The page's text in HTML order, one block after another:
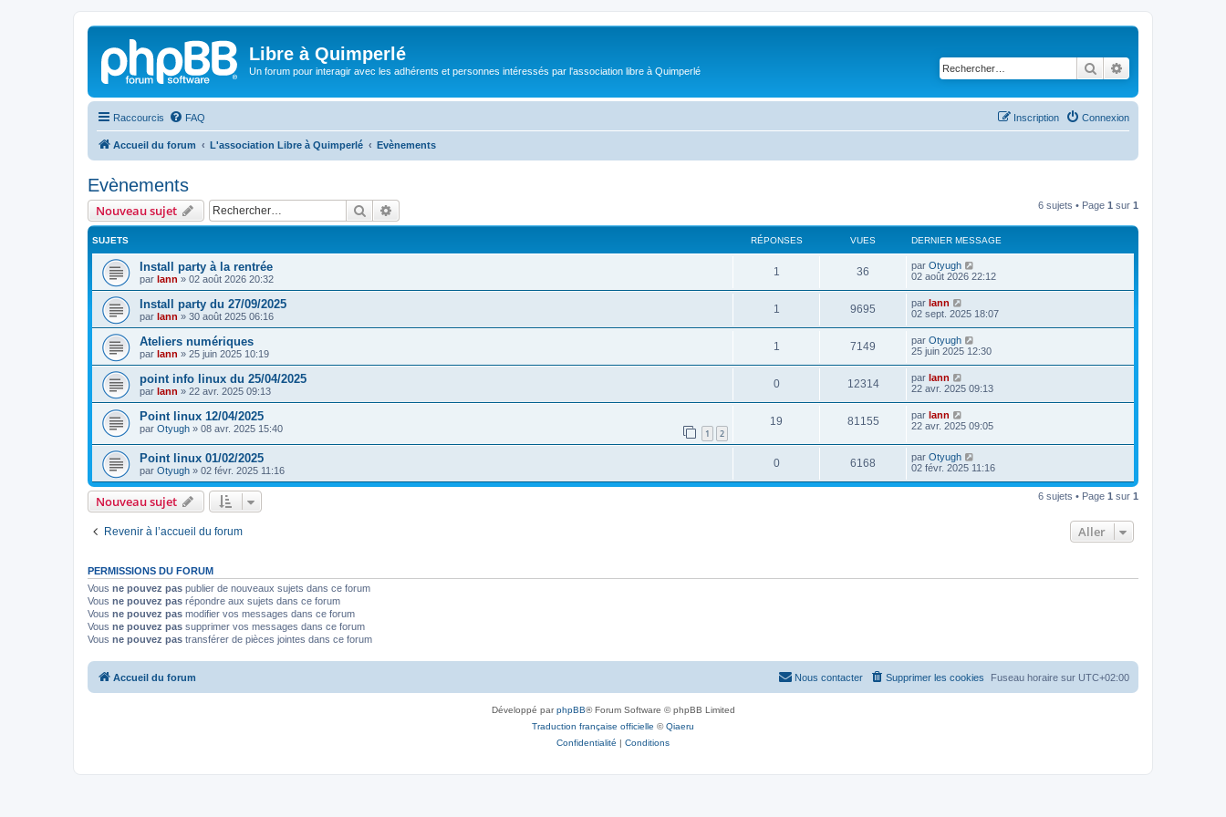
Libre à Quimperlé
Un forum pour interagir avec les adhérents et personnes intéressés par l'association libre à Quimperlé Rechercher
Raccourcis FAQ Connexion
Inscription
Accueil du forum L'association Libre à Quimperlé Evènements
Evènements
Nouveau sujet Rechercher 6 sujets • Page 1 sur 1
SUJETS RÉPONSES VUES DERNIER MESSAGE
Install party à la rentrée
par lann » 02 août 2026 20:32
1 36 par Otyugh
02 août 2026 22:12
Install party du 27/09/2025
par lann » 30 août 2025 06:16
1 9695 par lann
02 sept. 2025 18:07
Ateliers numériques
par lann » 25 juin 2025 10:19
1 7149 par Otyugh
25 juin 2025 12:30
point info linux du 25/04/2025
par lann » 22 avr. 2025 09:13
0 12314 par lann
22 avr. 2025 09:13
Point linux 12/04/2025
par Otyugh » 08 avr. 2025 15:40 1 2
19 81155 par lann
22 avr. 2025 09:05
Point linux 01/02/2025
par Otyugh » 02 févr. 2025 11:16
0 6168 par Otyugh
02 févr. 2025 11:16
Nouveau sujet 6 sujets • Page 1 sur 1
Revenir à l’accueil du forum Aller
PERMISSIONS DU FORUM
Vous ne pouvez pas publier de nouveaux sujets dans ce forum
Vous ne pouvez pas répondre aux sujets dans ce forum
Vous ne pouvez pas modifier vos messages dans ce forum
Vous ne pouvez pas supprimer vos messages dans ce forum
Vous ne pouvez pas transférer de pièces jointes dans ce forum
Accueil du forum Fuseau horaire sur UTC+02:00
Supprimer les cookies
Nous contacter
Développé parphpBB® Forum Software © phpBB Limited
Traduction française officielle ©Qiaeru
Confidentialité | Conditions